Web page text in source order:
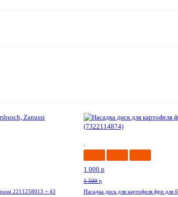
2211258013 + 43
1 000 p
1 500 p
Насадка диск для картофеля фри